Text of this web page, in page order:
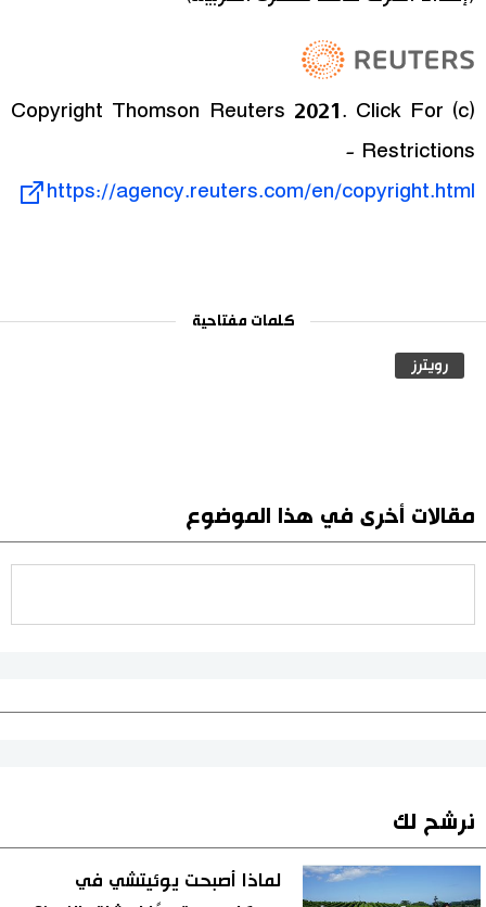
(c) Copyright Thomson Reuters 2021. Click For
Restrictions -
https://agency.reuters.com/en/copyright.html
كلمات مفتاحية
رويترز
مقالات أخرى في هذا الموضوع
نرشح لك
لماذا أصبحت يوئيتشي في